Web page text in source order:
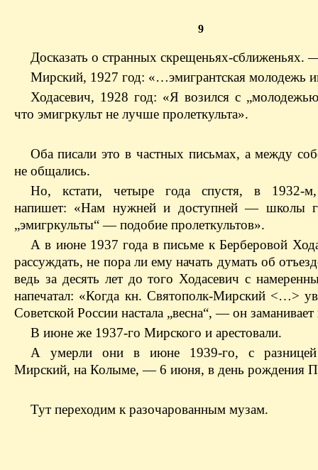
9
Досказать о странных скрещеньях-сближеньях.
Мирский, 1927 год: «…эмигрантская молодежь
Ходасевич, 1928 год: «Я возился с
что эмигркульт не лучше пролеткульта».
Оба писали это в частных письмах, а между
не общались.
Но, кстати, четыре года спустя, в 1932-м,
напишет: «Нам нужней и доступней — школы
„эмигркульты“ — подобие пролеткультов».
А в июне 1937 года в письме к Берберовой
рассуждать, не пора ли ему начать думать об
ведь за десять лет до того Ходасевич с
напечатал: «Когда кн. Святополк-Мирский <…>
Советской России настала „весна“, — он заманивает
В июне же 1937-го Мирского и арестовали.
А умерли они в июне 1939-го, с
Мирский, на Колыме, — 6 июня, в день рождения
Тут переходим к разочарованным музам.